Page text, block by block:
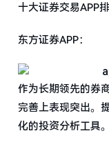
十大证券交易APP
东方证券APP：
作为长期领先的券
完善上表现突出。
化的投资分析工具